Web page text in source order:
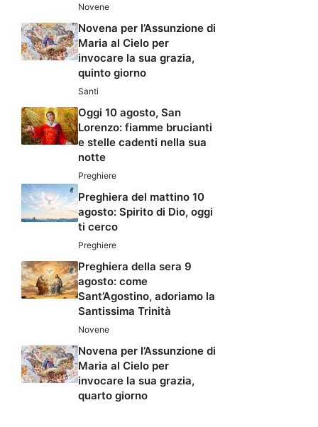
Novene
Novena per l’Assunzione di
Maria al Cielo per
invocare la sua grazia,
quinto giorno
Santi
Oggi 10 agosto, San
Lorenzo: fiamme brucianti
e stelle cadenti nella sua
notte
Preghiere
Preghiera del mattino 10
agosto: Spirito di Dio, oggi
ti cerco
Preghiere
Preghiera della sera 9
agosto: come
Sant’Agostino, adoriamo la
Santissima Trinità
Novene
Novena per l’Assunzione di
Maria al Cielo per
invocare la sua grazia,
quarto giorno